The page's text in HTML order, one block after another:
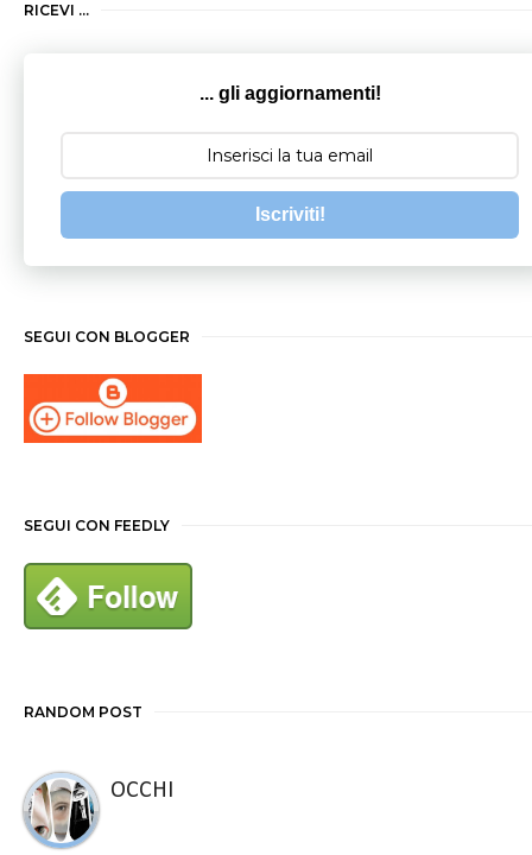
RICEVI ...
... gli aggiornamenti!
Iscriviti!
SEGUI CON BLOGGER
SEGUI CON FEEDLY
RANDOM POST
OCCHI